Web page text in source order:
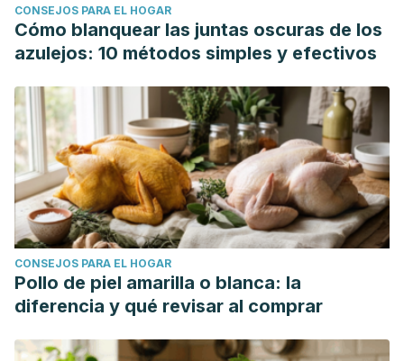
https://pmc.ncbi.nlm.nih.gov/articles/PMC5964332/
Harvard Health Publishing. (2022, May 15). Going off
antidepressants.
Harvard Health Publishing.
https://www.health.harvard.edu/diseases-and-
conditions/going-off-antidepressants
Henssler, J., Heinz, A., Brandt, L., & Bschor, T. (2019).
Antidepressant Withdrawal and Rebound Phenomena.
Deutsches Arzteblatt International, 116(20), 355–361.
https://pmc.ncbi.nlm.nih.gov/articles/PMC6637660/
Hirsch, M., & Birnbaum, R. J. (2024, May 6). Sexual
dysfunction caused by selective serotonin reuptake
inhibitors (SSRIs): Clinical features and management.
https://www.uptodate.com/contents/sexual-
dysfunction-caused-by-selective-serotonin-reuptake-
CONSEJOS PARA EL HOGAR
Cómo blanquear las juntas oscuras de los
azulejos: 10 métodos simples y efectivos
CONSEJOS PARA EL HOGAR
Pollo de piel amarilla o blanca: la
diferencia y qué revisar al comprar